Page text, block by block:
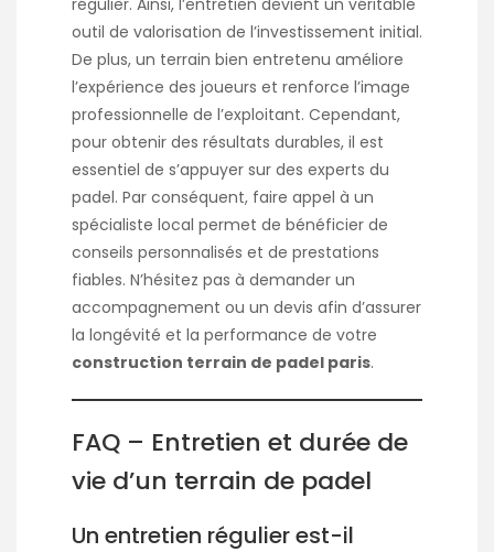
outil de valorisation de l’investissement initial.
De plus, un terrain bien entretenu améliore
l’expérience des joueurs et renforce l’image
professionnelle de l’exploitant. Cependant,
pour obtenir des résultats durables, il est
essentiel de s’appuyer sur des experts du
padel. Par conséquent, faire appel à un
spécialiste local permet de bénéficier de
conseils personnalisés et de prestations
fiables. N’hésitez pas à demander un
accompagnement ou un devis afin d’assurer
la longévité et la performance de votre
construction terrain de padel paris.
FAQ – Entretien et durée de
vie d’un terrain de padel
Un entretien régulier est-il